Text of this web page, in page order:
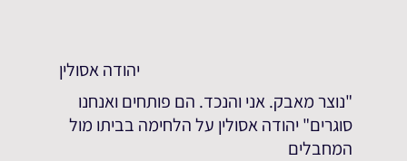
יהודה אסולין
"נוצר מאבק. אני והנכד. הם פותחים ואנחנו
סוגרים" יהודה אסולין על הלחימה בביתו מול
המחבלים